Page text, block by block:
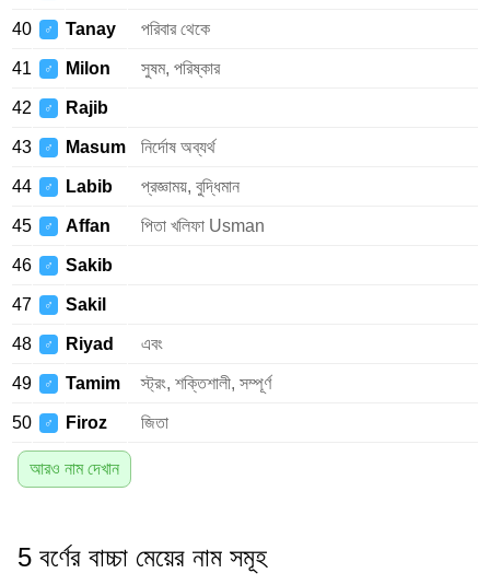
40 ♂ Tanay পরিবার থেকে
41 ♂ Milon সুষম, পরিষ্কার
42 ♂ Rajib
43 ♂ Masum নির্দোষ অব্যর্থ
44 ♂ Labib প্রজ্ঞাময়, বুদ্ধিমান
45 ♂ Affan পিতা খলিফা Usman
46 ♂ Sakib
47 ♂ Sakil
48 ♂ Riyad এবং
49 ♂ Tamim স্ট্রং, শক্তিশালী, সম্পূর্ণ
50 ♂ Firoz জিতা
আরও নাম দেখান
5 বর্ণের বাচ্চা মেয়ের নাম সমূহ